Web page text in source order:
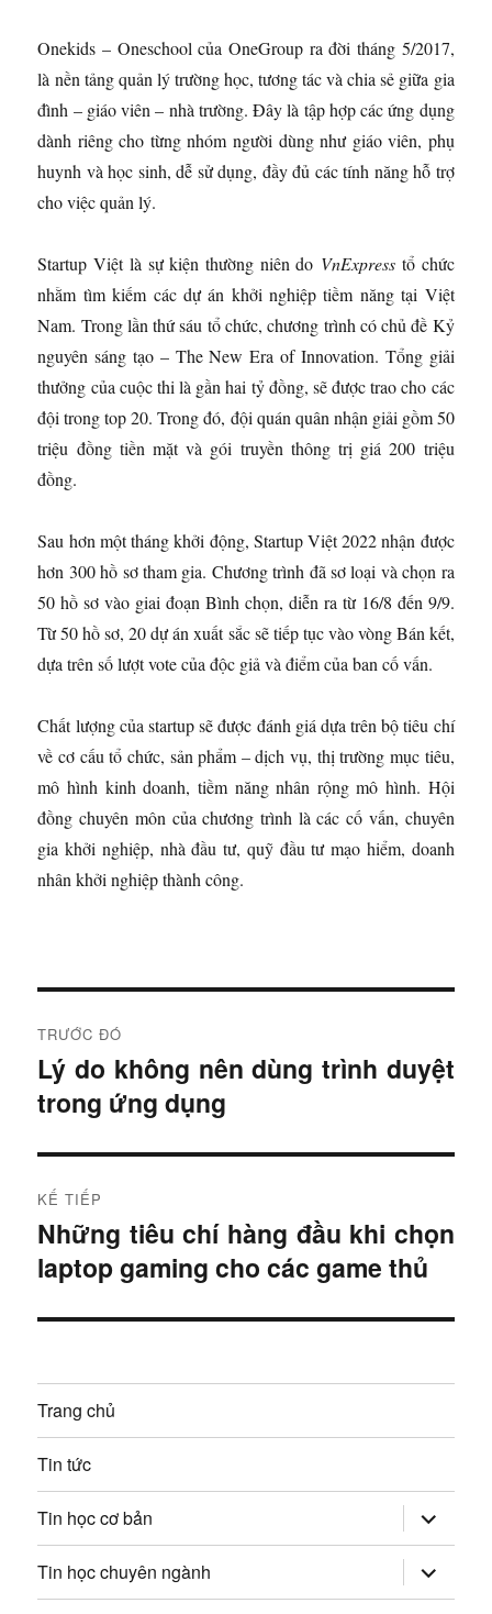
Onekids – Oneschool của OneGroup ra đời tháng 5/2017,
là nền tảng quản lý trường học, tương tác và chia sẻ giữa gia
đình – giáo viên – nhà trường. Đây là tập hợp các ứng dụng
dành riêng cho từng nhóm người dùng như giáo viên, phụ
huynh và học sinh, dễ sử dụng, đầy đủ các tính năng hỗ trợ
cho việc quản lý.
Startup Việt là sự kiện thường niên do VnExpresstổ chức
nhằm tìm kiếm các dự án khởi nghiệp tiềm năng tại Việt
Nam. Trong lần thứ sáu tổ chức, chương trình có chủ đề Kỷ
nguyên sáng tạo – The New Era of Innovation. Tổng giải
thưởng của cuộc thi là gần hai tỷ đồng, sẽ được trao cho các
đội trong top 20. Trong đó, đội quán quân nhận giải gồm 50
triệu đồng tiền mặt và gói truyền thông trị giá 200 triệu
đồng.
Sau hơn một tháng khởi động, Startup Việt 2022 nhận được
hơn 300 hồ sơ tham gia. Chương trình đã sơ loại và chọn ra
50 hồ sơ vào giai đoạn Bình chọn, diễn ra từ 16/8 đến 9/9.
Từ 50 hồ sơ, 20 dự án xuất sắc sẽ tiếp tục vào vòng Bán kết,
dựa trên số lượt vote của độc giả và điểm của ban cố vấn.
Chất lượng của startup sẽ được đánh giá dựa trên bộ tiêu chí
về cơ cấu tổ chức, sản phẩm – dịch vụ, thị trường mục tiêu,
mô hình kinh doanh, tiềm năng nhân rộng mô hình. Hội
đồng chuyên môn của chương trình là các cố vấn, chuyên
gia khởi nghiệp, nhà đầu tư, quỹ đầu tư mạo hiểm, doanh
nhân khởi nghiệp thành công.
i
ề
u
h
ư
g
b
à
i
v
TRƯỚC ĐÓ
B
à
t
r
ư
ớ
c
:
Lý do không nên dùng trình duyệt
trong ứng dụng
KẾ TIẾP
B
à
t
ế
p
Những tiêu chí hàng đầu khi chọn
laptop gaming cho các game thủ
Trang chủ
Tin tức
Tin học cơ bản mở
rộng
trình
đơn
con
Tin học chuyên ngành mở
rộng
trình